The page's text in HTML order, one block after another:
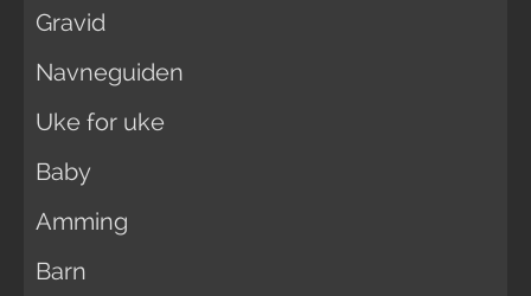
Gravid
Navneguiden
Uke for uke
Baby
Amming
Barn